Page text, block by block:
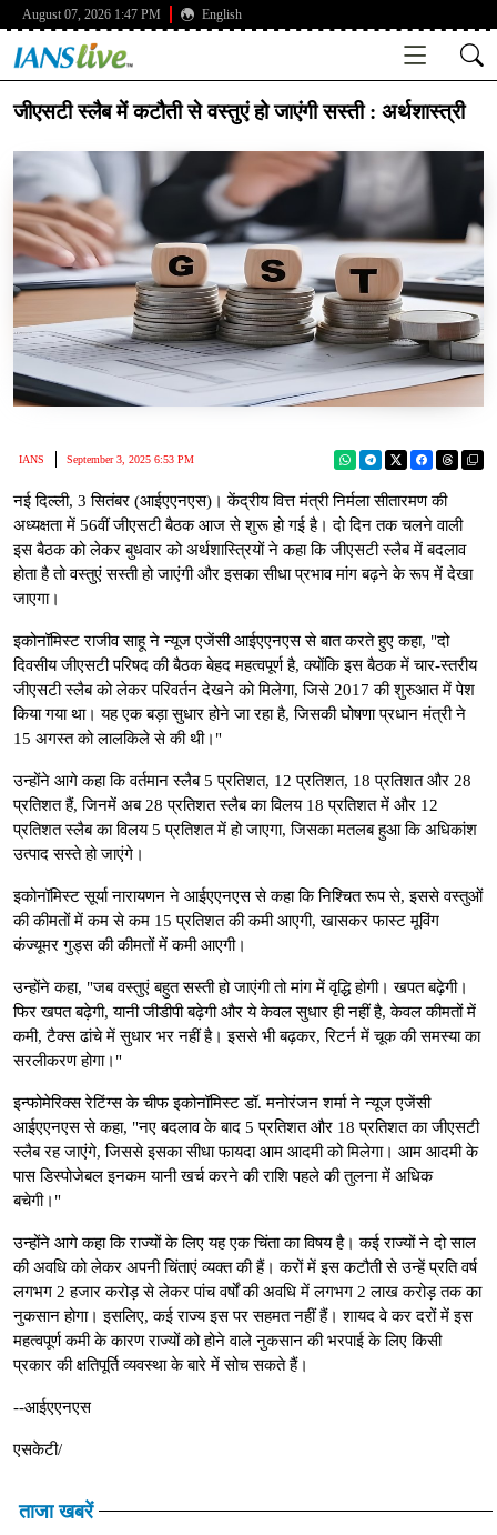
August 07, 2026 1:47 PM English
जीएसटी स्लैब में कटौती से वस्तुएं हो जाएंगी सस्ती : अर्थशास्त्री
IANS September 3, 2025 6:53 PM
नई दिल्ली, 3 सितंबर (आईएएनएस)। केंद्रीय वित्त मंत्री निर्मला सीतारमण की
अध्यक्षता में 56वीं जीएसटी बैठक आज से शुरू हो गई है। दो दिन तक चलने वाली
इस बैठक को लेकर बुधवार को अर्थशास्त्रियों ने कहा कि जीएसटी स्लैब में बदलाव
होता है तो वस्तुएं सस्ती हो जाएंगी और इसका सीधा प्रभाव मांग बढ़ने के रूप में देखा
जाएगा।
इकोनॉमिस्ट राजीव साहू ने न्यूज एजेंसी आईएएनएस से बात करते हुए कहा, "दो
दिवसीय जीएसटी परिषद की बैठक बेहद महत्वपूर्ण है, क्योंकि इस बैठक में चार-स्तरीय
जीएसटी स्लैब को लेकर परिवर्तन देखने को मिलेगा, जिसे 2017 की शुरुआत में पेश
किया गया था। यह एक बड़ा सुधार होने जा रहा है, जिसकी घोषणा प्रधान मंत्री ने
15 अगस्त को लालकिले से की थी।"
उन्होंने आगे कहा कि वर्तमान स्लैब 5 प्रतिशत, 12 प्रतिशत, 18 प्रतिशत और 28
प्रतिशत हैं, जिनमें अब 28 प्रतिशत स्लैब का विलय 18 प्रतिशत में और 12
प्रतिशत स्लैब का विलय 5 प्रतिशत में हो जाएगा, जिसका मतलब हुआ कि अधिकांश
उत्पाद सस्ते हो जाएंगे।
इकोनॉमिस्ट सूर्या नारायणन ने आईएएनएस से कहा कि निश्चित रूप से, इससे वस्तुओं
की कीमतों में कम से कम 15 प्रतिशत की कमी आएगी, खासकर फास्ट मूविंग
कंज्यूमर गुड्स की कीमतों में कमी आएगी।
उन्होंने कहा, "जब वस्तुएं बहुत सस्ती हो जाएंगी तो मांग में वृद्धि होगी। खपत बढ़ेगी।
फिर खपत बढ़ेगी, यानी जीडीपी बढ़ेगी और ये केवल सुधार ही नहीं है, केवल कीमतों में
कमी, टैक्स ढांचे में सुधार भर नहीं है। इससे भी बढ़कर, रिटर्न में चूक की समस्या का
सरलीकरण होगा।"
इन्फोमेरिक्स रेटिंग्स के चीफ इकोनॉमिस्ट डॉ. मनोरंजन शर्मा ने न्यूज एजेंसी
आईएएनएस से कहा, "नए बदलाव के बाद 5 प्रतिशत और 18 प्रतिशत का जीएसटी
स्लैब रह जाएंगे, जिससे इसका सीधा फायदा आम आदमी को मिलेगा। आम आदमी के
पास डिस्पोजेबल इनकम यानी खर्च करने की राशि पहले की तुलना में अधिक
बचेगी।"
उन्होंने आगे कहा कि राज्यों के लिए यह एक चिंता का विषय है। कई राज्यों ने दो साल
की अवधि को लेकर अपनी चिंताएं व्यक्त की हैं। करों में इस कटौती से उन्हें प्रति वर्ष
लगभग 2 हजार करोड़ से लेकर पांच वर्षों की अवधि में लगभग 2 लाख करोड़ तक का
नुकसान होगा। इसलिए, कई राज्य इस पर सहमत नहीं हैं। शायद वे कर दरों में इस
महत्वपूर्ण कमी के कारण राज्यों को होने वाले नुकसान की भरपाई के लिए किसी
प्रकार की क्षतिपूर्ति व्यवस्था के बारे में सोच सकते हैं।
--आईएएनएस
एसकेटी/
ताजा खबरें